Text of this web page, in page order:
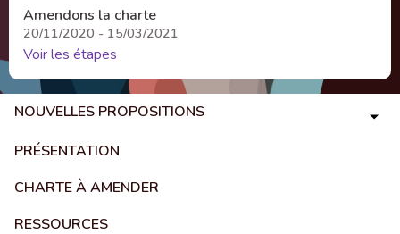
Amendons la charte
20/11/2020 - 15/03/2021
Voir les étapes
NOUVELLES PROPOSITIONS
PRÉSENTATION
CHARTE À AMENDER
RESSOURCES